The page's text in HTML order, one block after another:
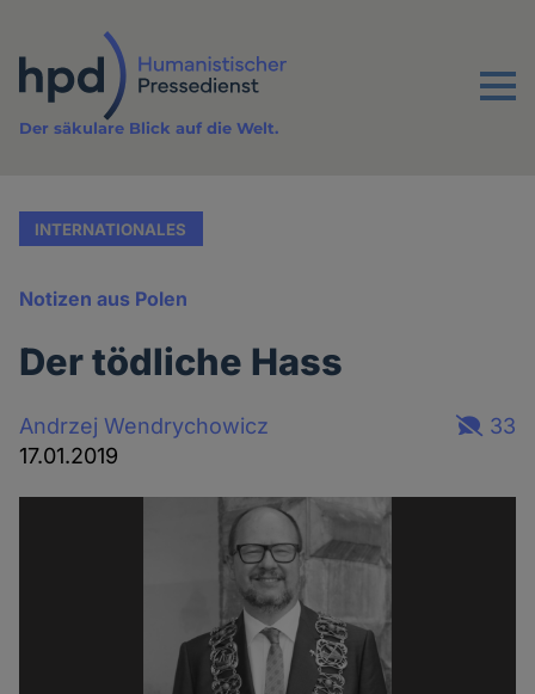
Inhalt
Menu
Der säkulare Blick auf die Welt.
INTERNATIONALES
Notizen aus Polen
Der tödliche Hass
Andrzej Wendrychowicz
17.01.2019
33